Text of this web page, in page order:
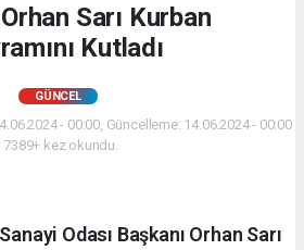
Sarı Kurban
Kutladı
GÜNCEL
- 00:00, Güncelleme: 14.06.2024 - 00:00
7389+ kez okundu.
Odası Başkanı Orhan Sarı